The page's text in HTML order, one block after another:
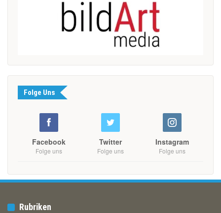
Folge Uns
Facebook
Folge uns
Twitter
Folge uns
Instagram
Folge uns
Rubriken